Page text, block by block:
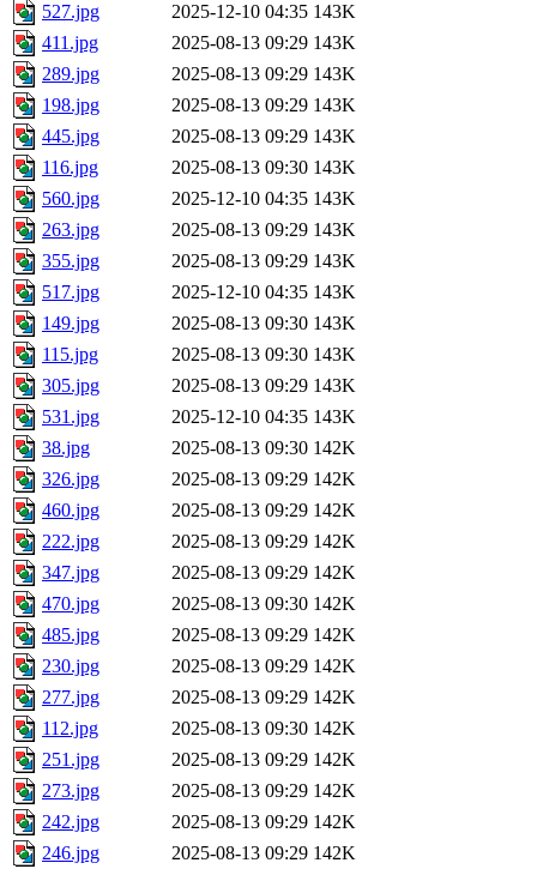
527.jpg 2025-12-10 04:35 143K
411.jpg
2025-08-13 09:29 143K
289.jpg
2025-08-13 09:29 143K
198.jpg
2025-08-13 09:29 143K
445.jpg
2025-08-13 09:29 143K
116.jpg
2025-08-13 09:30 143K
560.jpg
2025-12-10 04:35 143K
263.jpg
2025-08-13 09:29 143K
355.jpg
2025-08-13 09:29 143K
517.jpg
2025-12-10 04:35 143K
149.jpg
2025-08-13 09:30 143K
115.jpg
2025-08-13 09:30 143K
305.jpg
2025-08-13 09:29 143K
531.jpg
2025-12-10 04:35 143K
38.jpg
2025-08-13 09:30 142K
326.jpg
2025-08-13 09:29 142K
460.jpg
2025-08-13 09:29 142K
222.jpg
2025-08-13 09:29 142K
347.jpg
2025-08-13 09:29 142K
470.jpg
2025-08-13 09:30 142K
485.jpg
2025-08-13 09:29 142K
230.jpg
2025-08-13 09:29 142K
277.jpg
2025-08-13 09:29 142K
112.jpg
2025-08-13 09:30 142K
251.jpg
2025-08-13 09:29 142K
273.jpg
2025-08-13 09:29 142K
242.jpg
2025-08-13 09:29 142K
246.jpg
2025-08-13 09:29 142K